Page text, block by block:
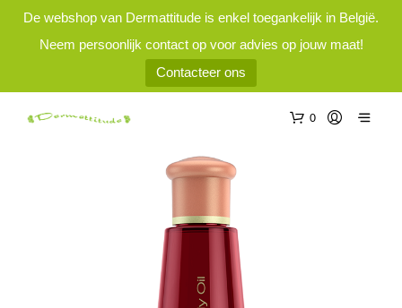
De webshop van Dermattitude is enkel toegankelijk in België.
Neem persoonlijk contact op voor advies op jouw maat!
Contacteer ons
0